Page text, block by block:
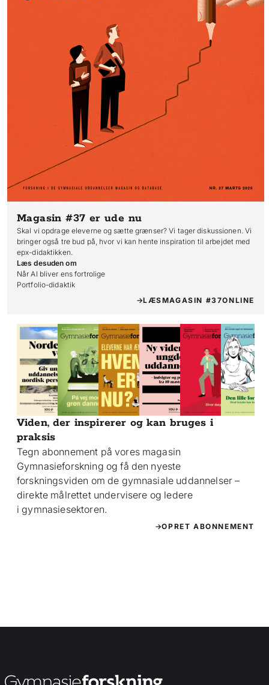
Magasin #37 er ude nu
Skal vi opdrage eleverne og sætte grænser? Vi tager diskussionen. Vi
bringer også tre bud på, hvor vi kan hente inspiration til arbejdet med
epx-didaktikken.
Læs desuden om
Når AI bliver ens fortrolige
Portfolio-didaktik
LÆSMAGASIN #37ONLINE
Viden, der inspirerer og kan bruges i
praksis
Tegn abonnement på vores magasin
Gymnasieforskning og få den nyeste
forskningsviden om de gymnasiale uddannelser –
direkte målrettet undervisere og ledere
i gymnasiesektoren.
OPRET ABONNEMENT